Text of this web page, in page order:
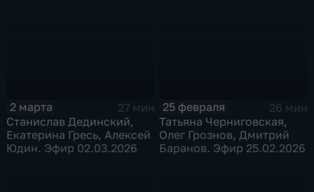
2 марта
27 мин
Станислав Дединский,
Екатерина Гресь, Алексей
Юдин. Эфир 02.03.2026
25 февраля
26 мин
Татьяна Черниговская,
Олег Грознов, Дмитрий
Баранов. Эфир 25.02.2026